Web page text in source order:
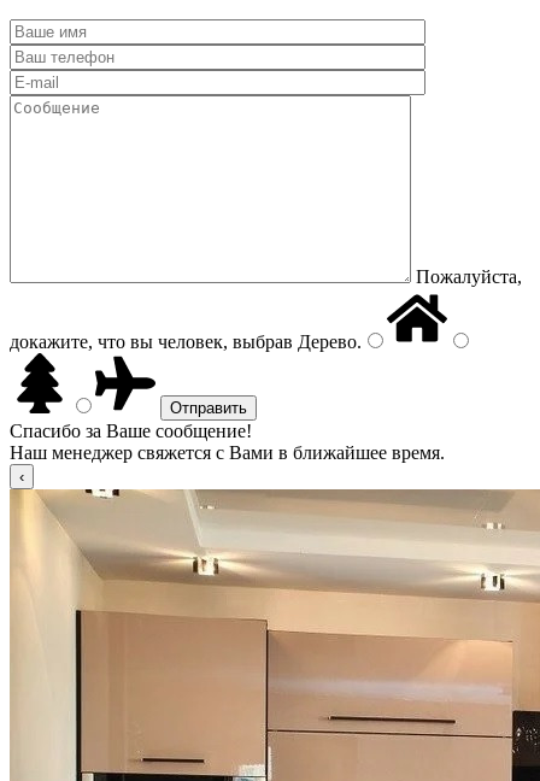
Пожалуйста,
докажите, что вы человек, выбрав Дерево.
Спасибо за Ваше сообщение!
Наш менеджер свяжется с Вами в ближайшее время.